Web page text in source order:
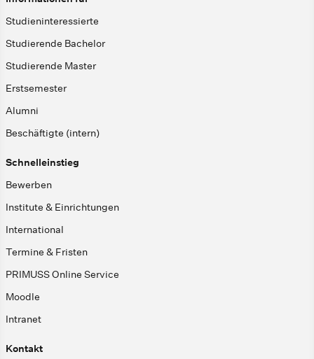
Studieninteressierte
Studierende Bachelor
Studierende Master
Erstsemester
Alumni
Beschäftigte (intern)
Schnelleinstieg
Bewerben
Institute & Einrichtungen
International
Termine & Fristen
PRIMUSS Online Service
Moodle
Intranet
Kontakt